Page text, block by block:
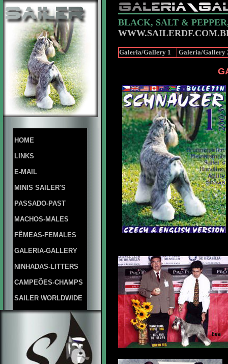
HOME
LINKS
E-MAIL
MINIS SAILER'S
PASSADO-PAST
MACHOS-MALES
FÊMEAS-FEMALES
GALERIA-GALLERY
NINHADAS-LITTERS
CAMPEÕES-CHAMPS
SAILER WORLDWIDE
BLACK, SALT &
Galeria/Gallery 1 Galeria/Gallery